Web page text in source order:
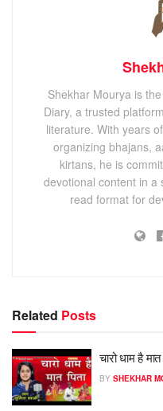
Shekhar Mourya is
Diary, a trusted
literature. With years
organizing bhajans,
kirtans, he is
devotional content in a
read format for
Related Posts
चारो धाम है
BY SHEKHAR